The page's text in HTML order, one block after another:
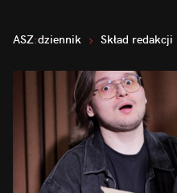
Rozrywka
ASZ:dziennik Skład redakcji